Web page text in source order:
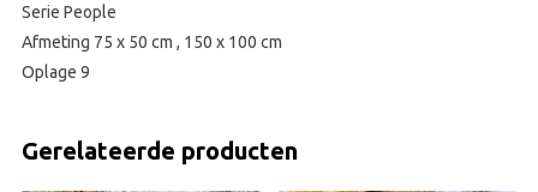
Serie People
Afmeting 75 x 50 cm , 150 x 100 cm
Oplage 9
Gerelateerde producten